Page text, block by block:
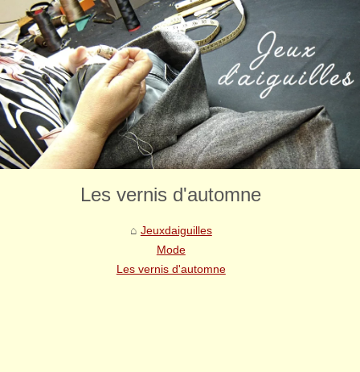
Les vernis d'automne
Jeuxdaiguilles
Mode
Les vernis d'automne